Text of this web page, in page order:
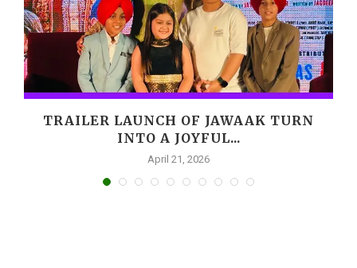
TRAILER LAUNCH OF JAWAAK TURN
INTO A JOYFUL...
April 21, 2026